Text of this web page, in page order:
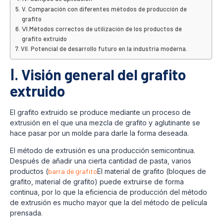
V. Comparación con diferentes métodos de producción de
grafito
Ⅵ.Métodos correctos de utilización de los productos de
grafito extruido
VII. Potencial de desarrollo futuro en la industria moderna.
Ⅰ. Visión general del grafito
extruido
El grafito extruido se produce mediante un proceso de
extrusión en el que una mezcla de grafito y aglutinante se
hace pasar por un molde para darle la forma deseada.
El método de extrusión es una producción semicontinua.
Después de añadir una cierta cantidad de pasta, varios
productos (barra de grafitoEl material de grafito (bloques de
grafito, material de grafito) puede extruirse de forma
continua, por lo que la eficiencia de producción del método
de extrusión es mucho mayor que la del método de película
prensada.